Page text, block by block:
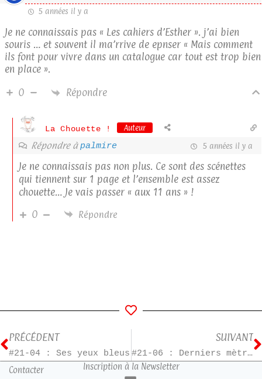
5 années il y a
Je ne connaissais pas « Les cahiers d’Esther ». j’ai bien
souris … et souvent il ma’rrive de epnser « Mais comment
ils font pour vivre dans un catalogue car tout est trop bien
en place ».
0
Répondre
La Chouette ! Auteur
Répondre àpalmire 5 années il y a
Je ne connaissais pas non plus. Ce sont des scénettes
qui tiennent sur 1 page et l’ensemble est assez
chouette… Je vais passer « aux 11 ans » !
0
Répondre
PRÉCÉDENT
#21-04 : Ses yeux bleus
SUIVANT
#21-06 : Derniers mètres jusqu’au cimetière
Contacter
Inscription à la Newsletter